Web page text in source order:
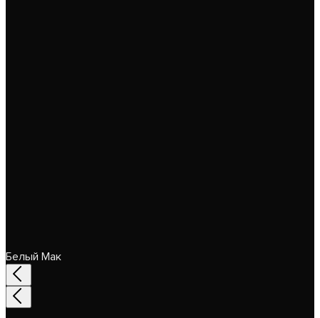
Белый Мак